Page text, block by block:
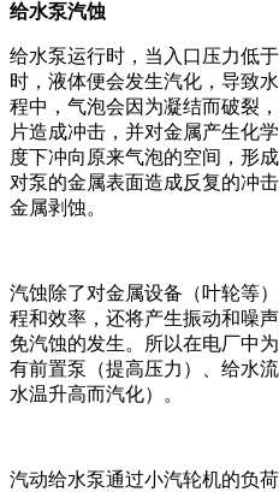
给水泵汽蚀
给水泵运行时，当入口压力低
时，液体便会发生汽化，导致
程中，气泡会因为凝结而破裂
片造成冲击，并对金属产生化
度下冲向原来气泡的空间，形
对泵的金属表面造成反复的冲
金属剥蚀。
汽蚀除了对金属设备（叶轮等
程和效率，还将产生振动和噪
免汽蚀的发生。所以在电厂中
有前置泵（提高压力）、给水
水温升高而汽化）。
汽动给水泵通过小汽轮机的负